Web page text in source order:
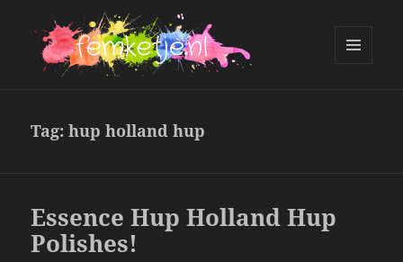
Tag:hup holland hup
Essence Hup Holland Hup
Polishes!